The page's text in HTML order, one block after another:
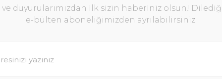
ve duyurularımızdan ilk sizin haberiniz olsun!
e-bülten aboneliğimizden ayrılabilirsiniz.